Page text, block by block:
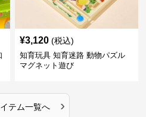
¥3,120 (税込)
知育玩具 知育迷路 動物パズル
マグネット遊び
テム一覧へ ›